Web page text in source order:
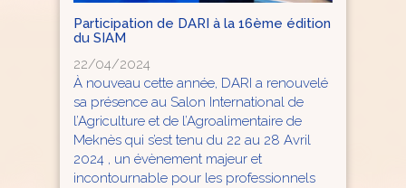
Participation de DARI à la 16ème édition
du SIAM
22/04/2024
À nouveau cette année, DARI a renouvelé
sa présence au Salon International de
l’Agriculture et de l’Agroalimentaire de
Meknès qui s’est tenu du 22 au 28 Avril
2024 , un évènement majeur et
incontournable pour les professionnels